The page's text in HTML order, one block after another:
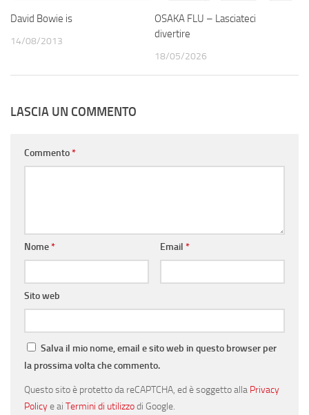
David Bowie is
14/08/2013
OSAKA FLU – Lasciateci
divertire
18/05/2026
LASCIA UN COMMENTO
Commento*
Nome* Email *
Sito web
Salva il mio nome, email e sito web in questo browser per
la prossima volta che commento.
Questo sito è protetto da reCAPTCHA, ed è soggetto alla Privacy
Policye ai Termini di utilizzodi Google.